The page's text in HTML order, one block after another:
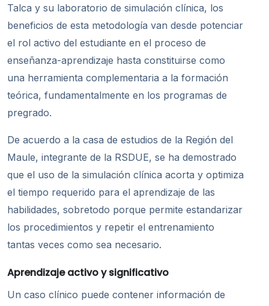
Talca y su laboratorio de simulación clínica, los
beneficios de esta metodología van desde potenciar
el rol activo del estudiante en el proceso de
enseñanza-aprendizaje hasta constituirse como
una herramienta complementaria a la formación
teórica, fundamentalmente en los programas de
pregrado.
De acuerdo a la casa de estudios de la Región del
Maule, integrante de la RSDUE, se ha demostrado
que el uso de la simulación clínica acorta y optimiza
el tiempo requerido para el aprendizaje de las
habilidades, sobretodo porque permite estandarizar
los procedimientos y repetir el entrenamiento
tantas veces como sea necesario.
Aprendizaje activo y significativo
Un caso clínico puede contener información de